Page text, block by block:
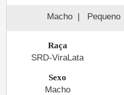
Macho | Pequeno
Raça
SRD-ViraLata
Sexo
Macho